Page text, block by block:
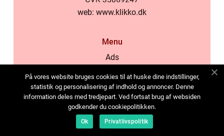
web: www.klikko.dk
Menu
Ads
Cookies
Contact
Sitemap
På vores website bruges cookies til at huske dine indstillinger,
statistik og personalisering af indhold og annoncer. Denne
information deles med tredjepart. Ved fortsat brug af websiden
godkender du cookiepolitikken.
Ok Privatlivspolitik